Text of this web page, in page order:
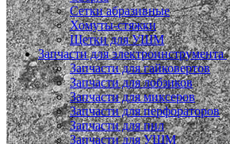
Сетки абразивные
Хомуты-стяжки
Щетки для УШМ
Запчасти для электроинструмента
Запчасти для гайковертов
Запчасти для лобзиков
Запчасти для миксеров
Запчасти для перфораторов
Запчасти для пил
Запчасти для УШМ